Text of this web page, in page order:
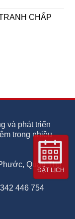
CHẤP
và phát triển
trong nhiều
Quận Thủ
446 754
ĐẶT LỊCH